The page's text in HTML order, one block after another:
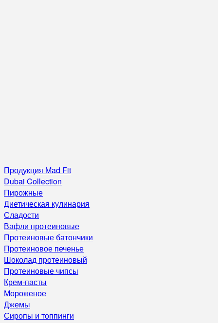
Продукция Mad Fit
Dubai Collection
Пирожные
Диетическая кулинария
Сладости
Вафли протеиновые
Протеиновые батончики
Протеиновое печенье
Шоколад протеиновый
Протеиновые чипсы
Крем-пасты
Мороженое
Джемы
Сиропы и топпинги